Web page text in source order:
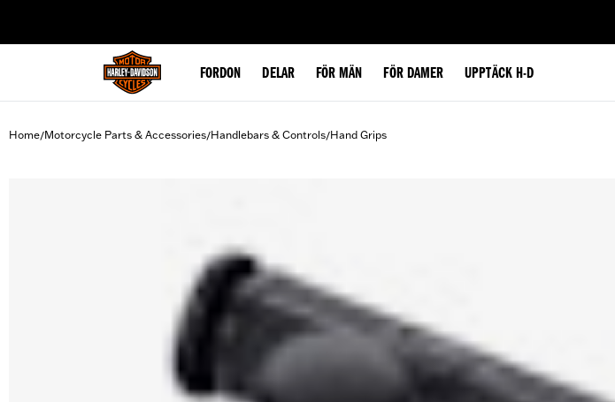
FORDON DELAR FÖR MÄN FÖR DAMER UPPTÄCK H-D
Home/Motorcycle Parts & Accessories/Handlebars & Controls/Hand Grips